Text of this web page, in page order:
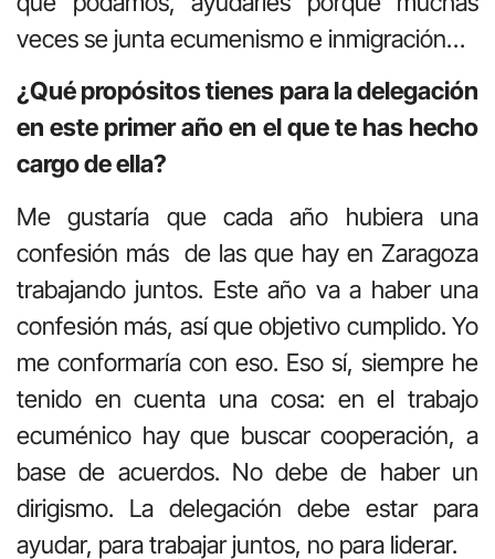
veces se junta ecumenismo e inmigración…
¿Qué propósitos tienes para la delegación
en este primer año en el que te has hecho
cargo de ella?
Me gustaría que cada año hubiera una
confesión más de las que hay en Zaragoza
trabajando juntos. Este año va a haber una
confesión más, así que objetivo cumplido. Yo
me conformaría con eso. Eso sí, siempre he
tenido en cuenta una cosa: en el trabajo
ecuménico hay que buscar cooperación, a
base de acuerdos. No debe de haber un
dirigismo. La delegación debe estar para
ayudar, para trabajar juntos, no para liderar.